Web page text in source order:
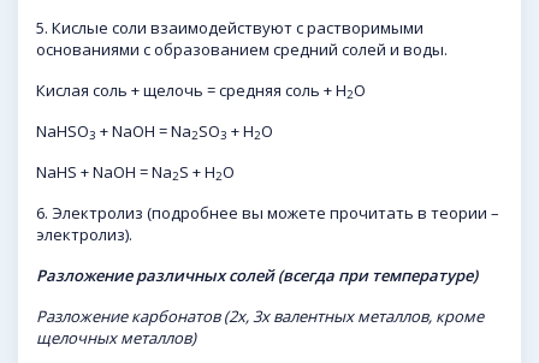
5. Кислые соли взаимодействуют с растворимыми
основаниями с образованием средний солей и воды.
Кислая соль + щелочь = средняя соль + H2O
NaHSO3 + NaOH = Na2SO3 + H2O
NaHS + NaOH = Na2S + H2O
6. Электролиз (подробнее вы можете прочитать в теории –
электролиз).
Разложение различных солей (всегда при температуре)
Разложение карбонатов (2х, 3х валентных металлов, кроме
щелочных металлов)